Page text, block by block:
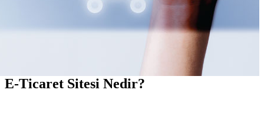
E-Ticaret Sitesi Nedir?